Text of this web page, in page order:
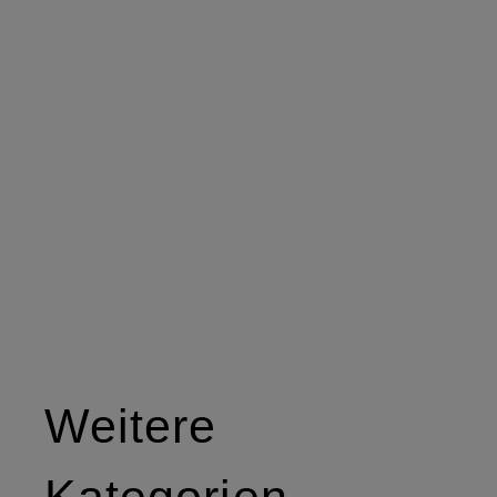
Weitere